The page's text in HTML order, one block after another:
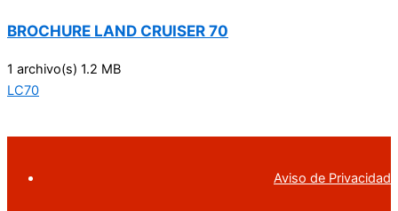
BROCHURE LAND CRUISER 70
1 archivo(s) 1.2 MB
LC70
Aviso de Privacidad